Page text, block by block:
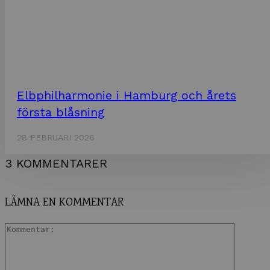
Elbphilharmonie i Hamburg och årets
första blåsning
28 FEBRUARI 2026
3 KOMMENTARER
LÄMNA EN KOMMENTAR